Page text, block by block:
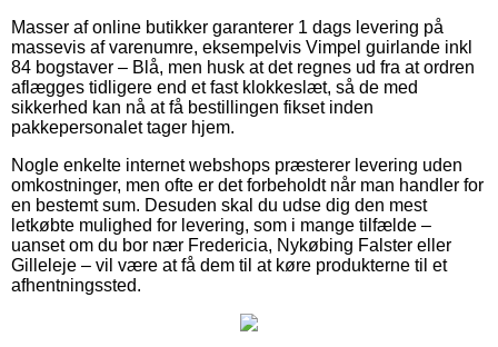
Masser af online butikker garanterer 1 dags levering på
massevis af varenumre, eksempelvis Vimpel guirlande inkl
84 bogstaver – Blå, men husk at det regnes ud fra at ordren
aflægges tidligere end et fast klokkeslæt, så de med
sikkerhed kan nå at få bestillingen fikset inden
pakkepersonalet tager hjem.
Nogle enkelte internet webshops præsterer levering uden
omkostninger, men ofte er det forbeholdt når man handler for
en bestemt sum. Desuden skal du udse dig den mest
letkøbte mulighed for levering, som i mange tilfælde –
uanset om du bor nær Fredericia, Nykøbing Falster eller
Gilleleje – vil være at få dem til at køre produkterne til et
afhentningssted.